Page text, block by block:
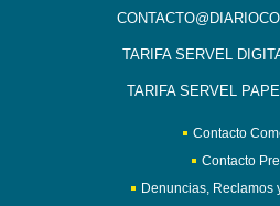
TARIFA SERVEL
TARIFA SERVEL
Contacto
Contacto
Denuncias, Reclamos